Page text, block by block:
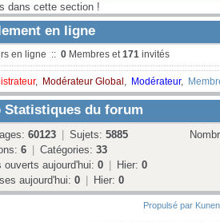
dans cette section !
en ligne
en ligne :: 0 Membres et171 invités
, Modérateur Global , Modérateur,
Statistiques du forum
60123 Sujets: 5885
6 Catégories: 33
ouverts aujourd'hui: 0 Hier: 0
aujourd'hui: 0 Hier: 0
Propulsé par